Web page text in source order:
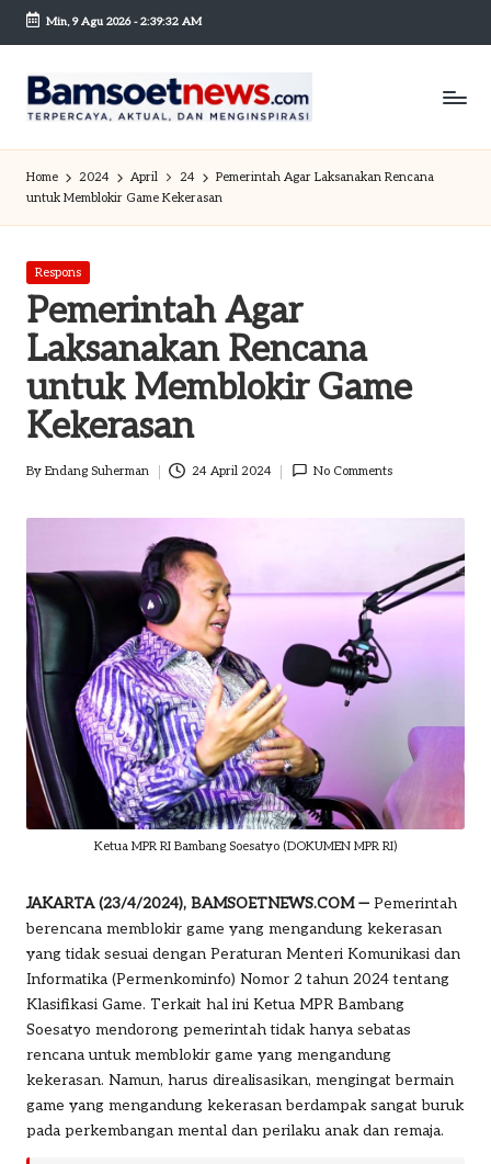
Skip
content
Min, 9 Agu 2026-2:39:32 AM
B
a
m
s
o
et
n
e
w
sc
o
m
Mobilitas
Home 2024 April 24
Pemerintah Agar Laksanakan Rencana
untuk Memblokir Game Kekerasan
Posted
in
Respons
Pemerintah Agar
Laksanakan Rencana
untuk Memblokir Game
Kekerasan
Posted
By Endang Suherman 24 April 2024 No Comments
Ketua MPR RI Bambang Soesatyo (DOKUMEN MPR RI)
JAKARTA (23/4/2024), BAMSOETNEWS.COM — Pemerintah
berencana memblokir game yang mengandung kekerasan
yang tidak sesuai dengan Peraturan Menteri Komunikasi dan
Informatika (Permenkominfo) Nomor 2 tahun 2024 tentang
Klasifikasi Game. Terkait hal ini Ketua MPR Bambang
Soesatyo mendorong pemerintah tidak hanya sebatas
rencana untuk memblokir game yang mengandung
kekerasan. Namun, harus direalisasikan, mengingat bermain
game yang mengandung kekerasan berdampak sangat buruk
pada perkembangan mental dan perilaku anak dan remaja.